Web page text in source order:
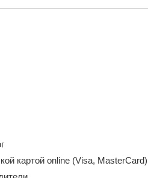
картой online (Visa, MasterCard)